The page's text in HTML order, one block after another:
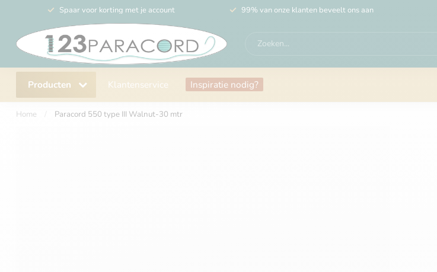
Spaar voor korting met je account 99% van onze klanten beveelt ons aan
Producten Klantenservice Inspiratie nodig?
Home Paracord 550 type III Walnut-30 mtr